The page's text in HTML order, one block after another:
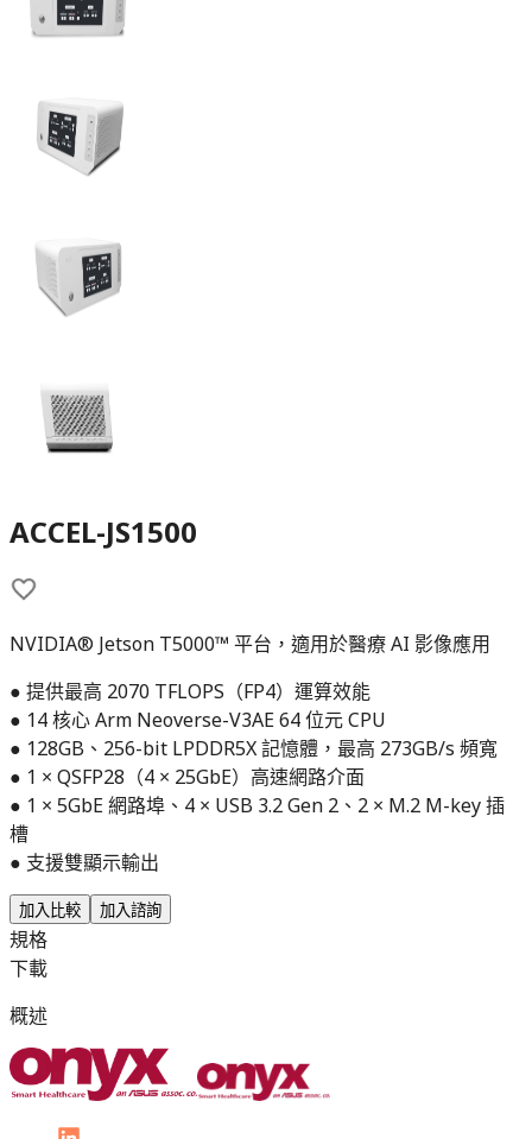
ACCEL-JS1500
NVIDIA® Jetson T5000™ 平台，適用於醫療 AI 影像應用
● 提供最高 2070 TFLOPS（FP4）運算效能
● 14 核心 Arm Neoverse-V3AE 64 位元 CPU
● 128GB、256-bit LPDDR5X 記憶體，最高 273GB/s 頻寬
● 1 × QSFP28（4 × 25GbE）高速網路介面
● 1 × 5GbE 網路埠、4 × USB 3.2 Gen 2、2 × M.2 M-key 插
槽
● 支援雙顯示輸出
加入比較 加入諮詢
規格
下載
概述